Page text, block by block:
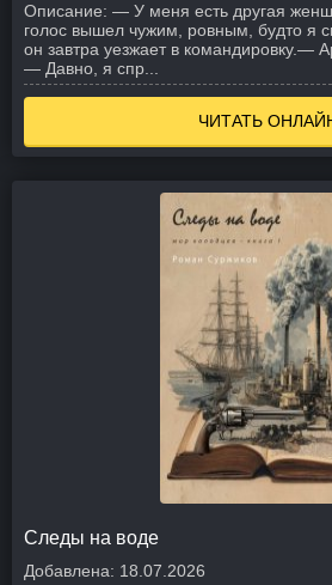
Описание: — У меня есть другая
голос вышел чужим, ровным, будто я
он завтра уезжает в командировку.—
— Давно, я спр...
ЧИТАТЬ
Следы на воде
Добавлена: 18.07.2026